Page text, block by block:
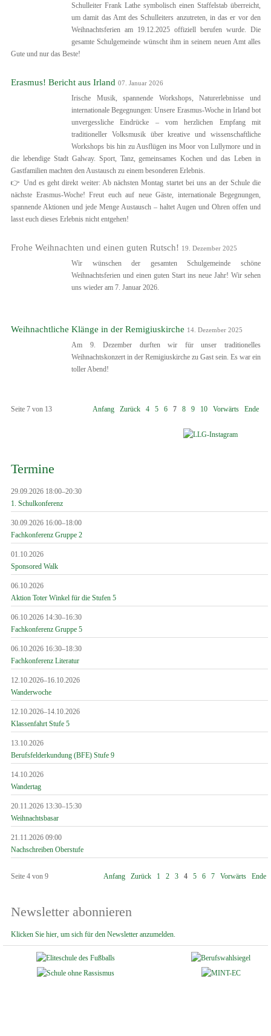
Schulleiter Frank Lathe symbolisch einen Staffelstab überreicht,
um damit das Amt des Schulleiters anzutreten, in das er vor den
Weihnachtsferien am 19.12.2025 offiziell berufen wurde. Die
gesamte Schulgemeinde wünscht ihm in seinem neuen Amt alles
Gute und nur das Beste!
Erasmus! Bericht aus Irland 07. Januar 2026
Irische Musik, spannende Workshops, Naturerlebnisse und
internationale Begegnungen: Unsere Erasmus-Woche in Irland bot
unvergessliche Eindrücke – vom herzlichen Empfang mit
traditioneller Volksmusik über kreative und wissenschaftliche
Workshops bis hin zu Ausflügen ins Moor von Lullymore und in
die lebendige Stadt Galway. Sport, Tanz, gemeinsames Kochen und das Leben in
Gastfamilien machten den Austausch zu einem besonderen Erlebnis.
👉 Und es geht direkt weiter: Ab nächsten Montag startet bei uns an der Schule die
nächste Erasmus-Woche! Freut euch auf neue Gäste, internationale Begegnungen,
spannende Aktionen und jede Menge Austausch – haltet Augen und Ohren offen und
lasst euch dieses Erlebnis nicht entgehen!
Frohe Weihnachten und einen guten Rutsch! 19. Dezember 2025
Wir wünschen der gesamten Schulgemeinde schöne
Weihnachtsferien und einen guten Start ins neue Jahr! Wir sehen
uns wieder am 7. Januar 2026.
Weihnachtliche Klänge in der Remigiuskirche 14. Dezember 2025
Am 9. Dezember durften wir für unser traditionelles
Weihnachtskonzert in der Remigiuskirche zu Gast sein. Es war ein
toller Abend!
Seite 7 von 13 Anfang Zurück 4 5 6 7 8 9 10 Vorwärts Ende
Termine
29.09.2026 18:00–20:30
1. Schulkonferenz
30.09.2026 16:00–18:00
Fachkonferenz Gruppe 2
01.10.2026
Sponsored Walk
06.10.2026
Aktion Toter Winkel für die Stufen 5
06.10.2026 14:30–16:30
Fachkonferenz Gruppe 5
06.10.2026 16:30–18:30
Fachkonferenz Literatur
12.10.2026–16.10.2026
Wanderwoche
12.10.2026–14.10.2026
Klassenfahrt Stufe 5
13.10.2026
Berufsfelderkundung (BFE) Stufe 9
14.10.2026
Wandertag
20.11.2026 13:30–15:30
Weihnachtsbasar
21.11.2026 09:00
Nachschreiben Oberstufe
Seite 4 von 9 Anfang Zurück 1 2 3 4 5 6 7 Vorwärts Ende
Newsletter abonnieren
Klicken Sie hier, um sich für den Newsletter anzumelden.